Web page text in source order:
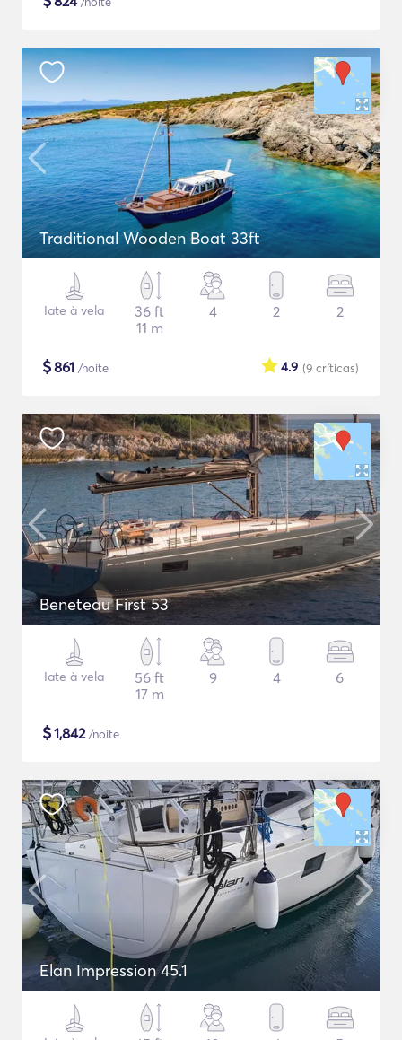
Traditional Wooden Boat 33ft
Iate à vela
36 ft
11 m
4 2 2
$861 /noite (9 críticas)
4.9
Beneteau First 53
Iate à vela
56 ft
17 m
9 4 6
$1,842/noite
Elan Impression 45.1